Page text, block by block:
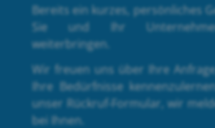
Bereits ein kurzes, persönliches
Sie und Ihr
weiterbringen.
Wir freuen uns über Ihre
Ihre Bedürfnisse
unser Rückruf-Formular, wir
bei Ihnen.